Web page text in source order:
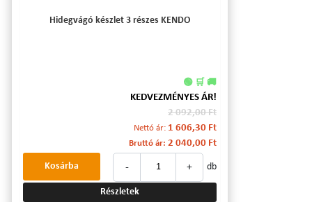
Hidegvágó készlet 3 részes KENDO
🟢 🛒 🚚
KEDVEZMÉNYES ÁR!
2 092,00 Ft
Nettó ár: 1 606,30 Ft
Bruttó ár: 2 040,00 Ft
- + db
Kosárba
Részletek